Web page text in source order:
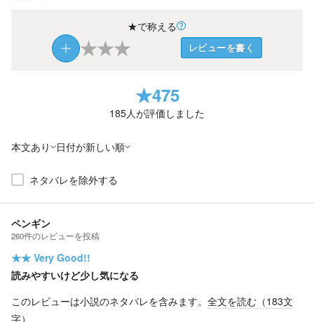
★で称える
★★★ レビューを書く
★475
185人が評価しました
本文あり 日付が新しい順
ネタバレを除外する
ペンギン
260件のレビューを投稿
★★ Very Good!!
読みやすいけど少し気になる
このレビューは小説のネタバレを含みます。 全文を読む（183文
字）